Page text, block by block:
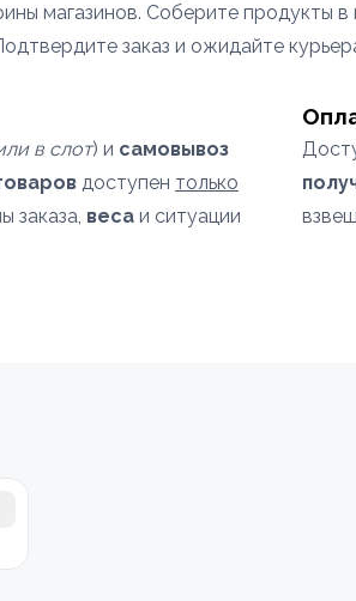
магазинов. Соберите продукты в
заказ и ожидайте
в слот) и самовывоз
доступен только
заказа, веса и ситуации